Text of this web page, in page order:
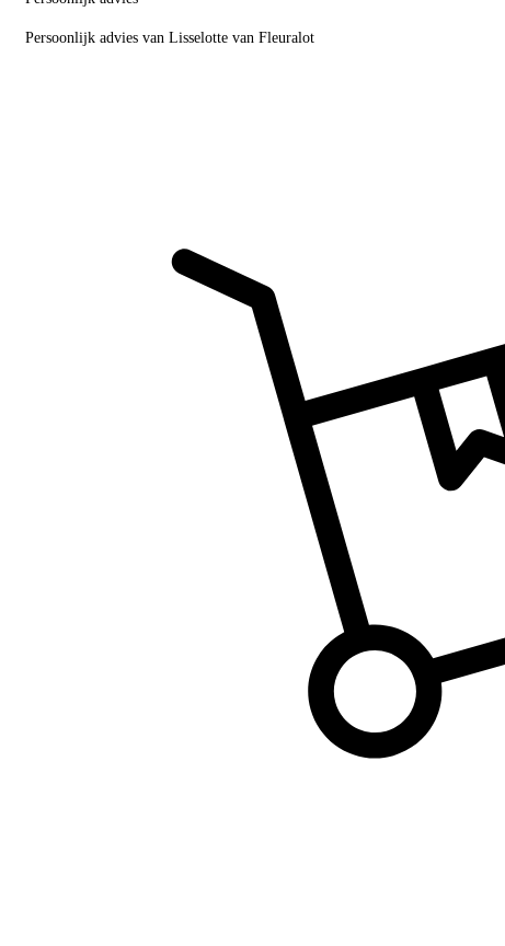
Persoonlijk advies van Lisselotte van Fleuralot